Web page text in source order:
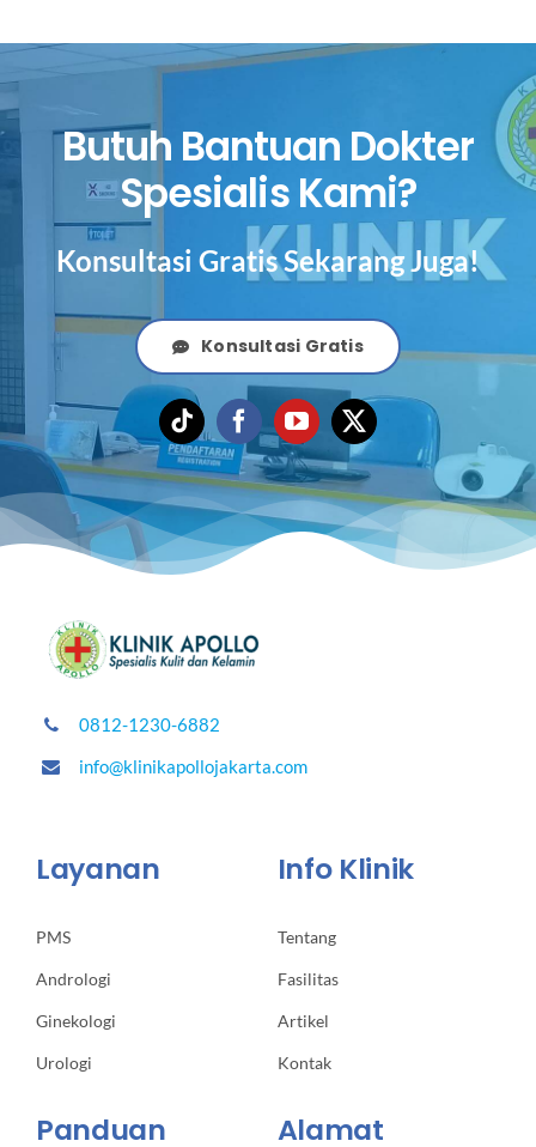
Butuh Bantuan Dokter
Spesialis Kami?
Konsultasi Gratis Sekarang Juga!
Konsultasi Gratis
0812-1230-6882
info@klinikapollojakarta.com
Layanan
PMS
Andrologi
Ginekologi
Urologi
Info Klinik
Tentang
Fasilitas
Artikel
Kontak
Panduan Alamat